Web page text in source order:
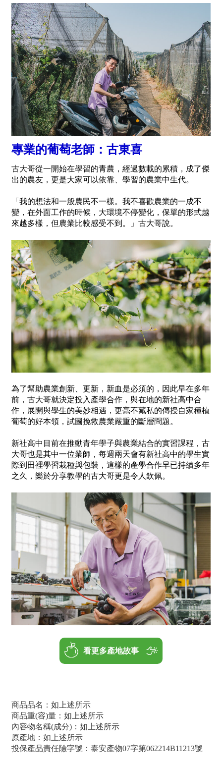
專業的葡萄老師：古東喜
古大哥從一開始在學習的青農，經過數載的累積，成了傑
出的農友，更是大家可以依靠、學習的農業中生代。
「我的想法和一般農民不一樣。我不喜歡農業的一成不
變，在外面工作的時候，大環境不停變化，保單的形式越
來越多樣，但農業比較感受不到。」古大哥說。
為了幫助農業創新、更新，新血是必須的，因此早在多年
前，古大哥就決定投入產學合作，與在地的新社高中合
作，展開與學生的美妙相遇，更毫不藏私的傳授自家種植
葡萄的好本領，試圖挽救農業嚴重的斷層問題。
新社高中目前在推動青年學子與農業結合的實習課程，古
大哥也是其中一位業師，每週兩天會有新社高中的學生實
際到田裡學習栽種與包裝，這樣的產學合作早已持續多年
之久，樂於分享教學的古大哥更是令人欽佩。
看更多產地故事
商品品名：如上述所示
商品重(容)量：如上述所示
內容物名稱(成分)：如上述所示
原產地：如上述所示
投保產品責任險字號：泰安產物07字第062214B11213號